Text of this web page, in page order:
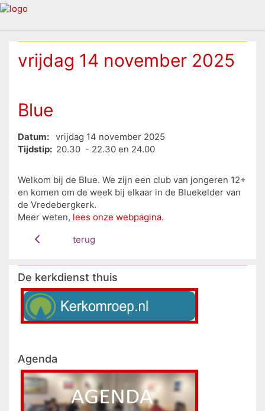
vrijdag 14 november 2025
Blue
Datum:
vrijdag 14 november 2025
Tijdstip: 20.30 - 22.30 en 24.00
Welkom bij de Blue. We zijn een club van jongeren 12+
en komen om de week bij elkaar in de Bluekelder van
de Vredebergkerk.
Meer weten, lees onze webpagina.
terug
De kerkdienst thuis
Agenda